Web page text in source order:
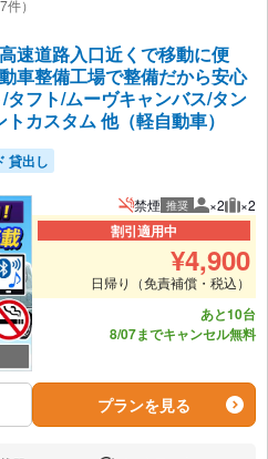
件）
速道路入口近くで移動に便
車整備工場で整備だから安心
フト/ムーヴキャンバス/タン
カスタム 他（軽自動車）
貸出し
禁煙 推奨 推奨人数
×2 推
×2
割引適用中
¥4,900
日帰り（免責補償・税込）
あと10台
8/07までキャンセル無料
プランを見る